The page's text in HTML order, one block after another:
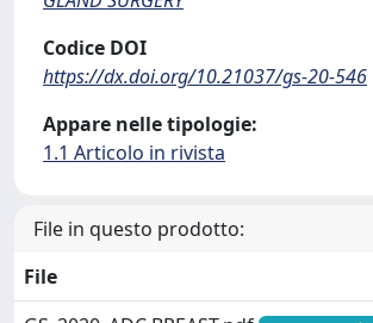
Codice DOI
https://dx.doi.org/10.21037/gs-20-546
Appare nelle tipologie:
1.1 Articolo in rivista
File in questo prodotto:
File